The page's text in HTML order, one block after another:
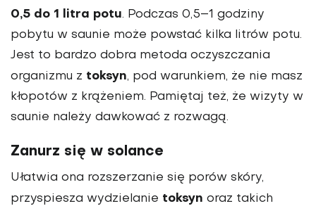
0,5 do 1 litra potu. Podczas 0,5–1 godziny
pobytu w saunie może powstać kilka litrów potu.
Jest to bardzo dobra metoda oczyszczania
organizmu z toksyn, pod warunkiem, że nie masz
kłopotów z krążeniem. Pamiętaj też, że wizyty w
saunie należy dawkować z rozwagą.
Zanurz się w solance
Ułatwia ona rozszerzanie się porów skóry,
przyspiesza wydzielanie toksyn oraz takich